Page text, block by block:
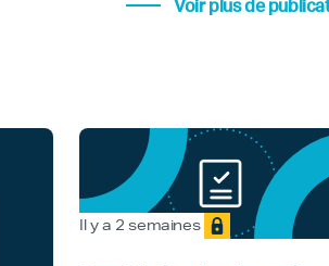
Voir plus de
Il y a 2 semaines